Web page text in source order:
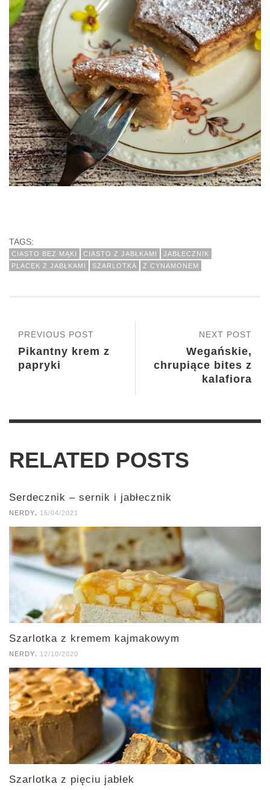
TAGS:
CIASTO BEZ MĄKI CIASTO Z JABŁKAMI
JABŁECZNIK
PLACEK Z JABŁKAMI
SZARLOTKA Z CYNAMONEM
NEXT POST
Wegańskie,
chrupiące bites z
kalafiora
PREVIOUS POST
Pikantny krem z
papryki
RELATED POSTS
Serdecznik – sernik i jabłecznik
NERDY 15/04/2021
Szarlotka z kremem kajmakowym
NERDY 12/10/2020
Szarlotka z pięciu jabłek